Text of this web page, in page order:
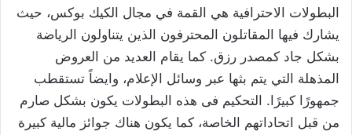
البطولات الاحترافية هي القمة في مجال الكيك بوكس، حيث
يشارك فيها المقاتلون المحترفون الذين يتناولون الرياضة
بشكل جاد كمصدر رزق. كما يقام العديد من العروض
المذهلة التي يتم بثها عبر وسائل الإعلام، وايضاً تستقطب
جمهورًا كبيرًا. التحكيم فى هذه البطولات يكون بشكل صارم
من قبل اتحاداتهم الخاصة، كما يكون هناك جوائز مالية كبيرة